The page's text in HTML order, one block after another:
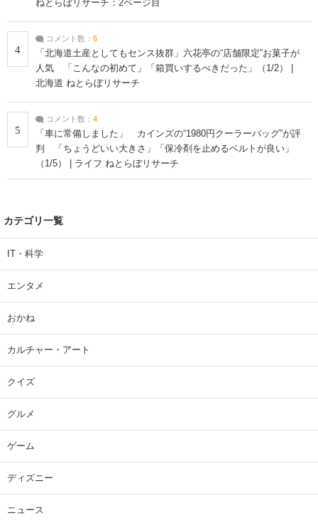
ねとらぼリサーチ：2ページ目
4
コメント数： 5
「北海道土産としてもセンス抜群」六花亭の“店舗限定”お菓子が
人気 「こんなの初めて」「箱買いするべきだった」（1/2） |
北海道 ねとらぼリサーチ
5
コメント数： 4
「車に常備しました」 カインズの“1980円クーラーバッグ”が評
判 「ちょうどいい大きさ」「保冷剤を止めるベルトが良い」
（1/5） | ライフ ねとらぼリサーチ
カテゴリ一覧
IT・科学
エンタメ
おかね
カルチャー・アート
クイズ
グルメ
ゲーム
ディズニー
ニュース